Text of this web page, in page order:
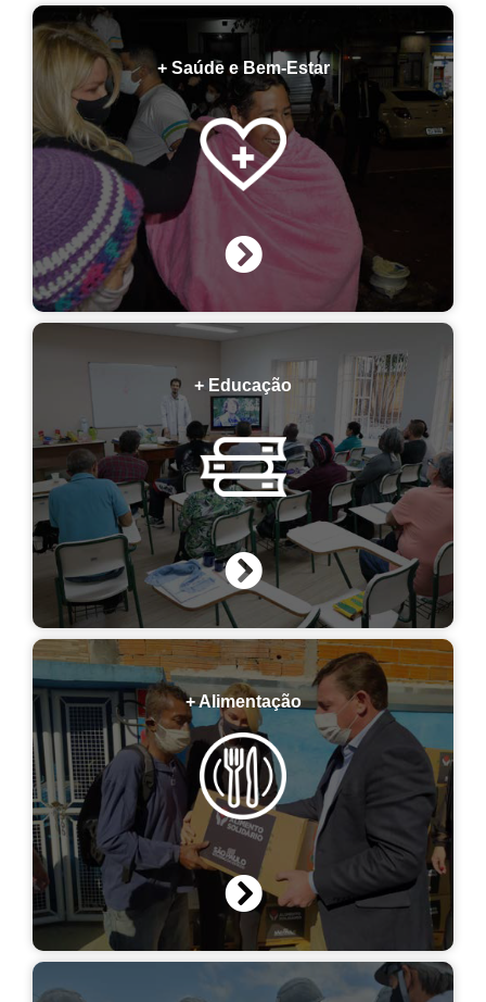
+ Saúde e Bem-Estar
+ Educação
+ Alimentação